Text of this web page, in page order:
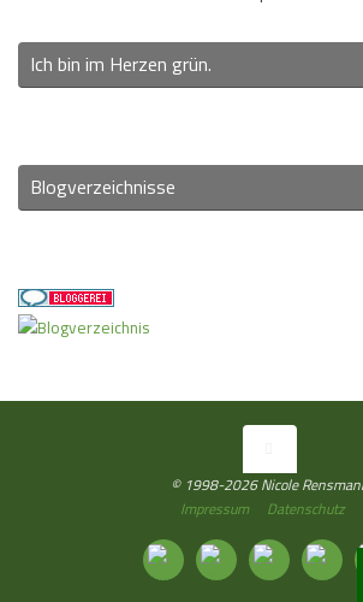
Ich bin im Herzen grün.
Blogverzeichnisse
© 1998-2026 Nicole
Impressum
Datenschutz